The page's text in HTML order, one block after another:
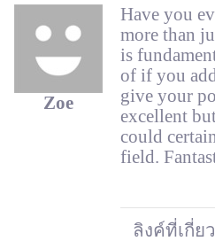
Zoe
Have you
more than
is
of if you
give your
excellent
could
field.
ลิงค์ที่เกี่ย